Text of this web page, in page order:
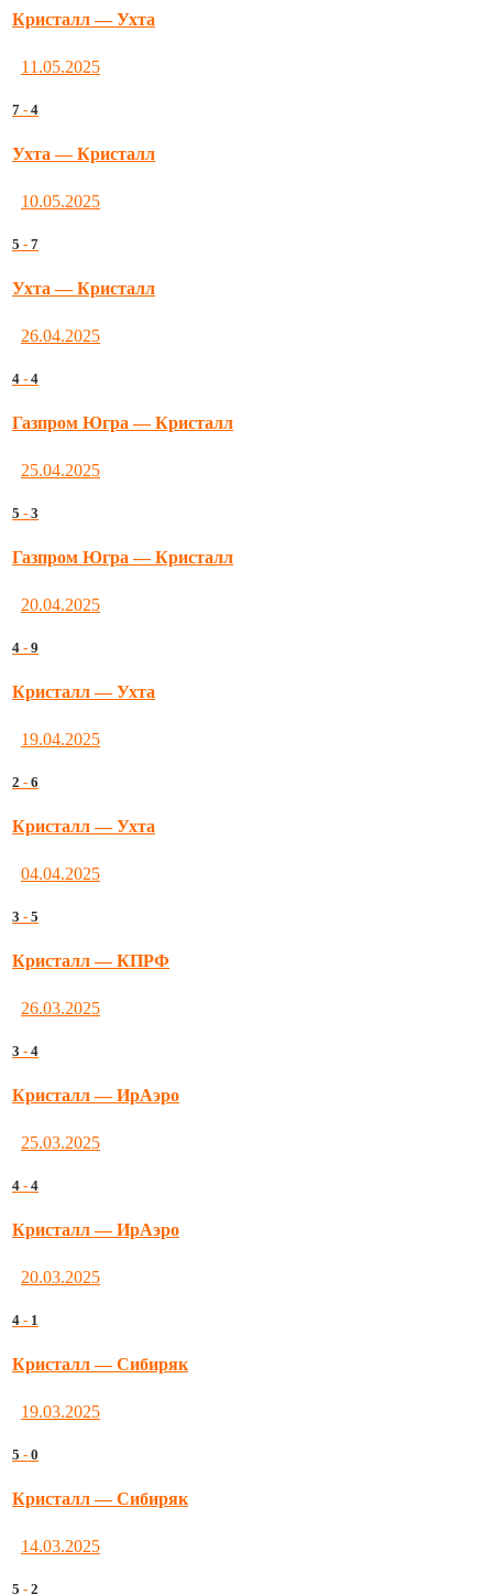
Кристалл — Ухта
11.05.2025
7 - 4
Ухта — Кристалл
10.05.2025
5 - 7
Ухта — Кристалл
26.04.2025
4 - 4
Газпром Югра — Кристалл
25.04.2025
5 - 3
Газпром Югра — Кристалл
20.04.2025
4 - 9
Кристалл — Ухта
19.04.2025
2 - 6
Кристалл — Ухта
04.04.2025
3 - 5
Кристалл — КПРФ
26.03.2025
3 - 4
Кристалл — ИрАэро
25.03.2025
4 - 4
Кристалл — ИрАэро
20.03.2025
4 - 1
Кристалл — Сибиряк
19.03.2025
5 - 0
Кристалл — Сибиряк
14.03.2025
5 - 2